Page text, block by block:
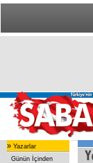
» Yazarlar
Günün İçinden